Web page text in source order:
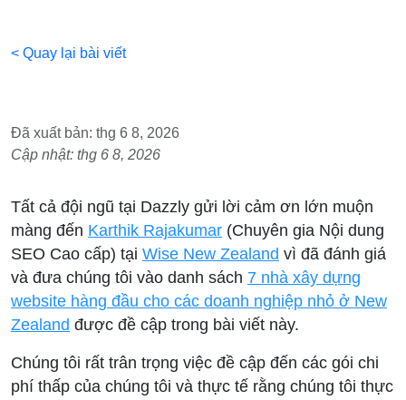
< Quay lại bài viết
Đã xuất bản: thg 6 8, 2026
Cập nhật: thg 6 8, 2026
Tất cả đội ngũ tại Dazzly gửi lời cảm ơn lớn muộn
màng đến Karthik Rajakumar (Chuyên gia Nội dung
SEO Cao cấp) tại Wise New Zealand vì đã đánh giá
và đưa chúng tôi vào danh sách 7 nhà xây dựng
website hàng đầu cho các doanh nghiệp nhỏ ở New
Zealand được đề cập trong bài viết này.
Chúng tôi rất trân trọng việc đề cập đến các gói chi
phí thấp của chúng tôi và thực tế rằng chúng tôi thực